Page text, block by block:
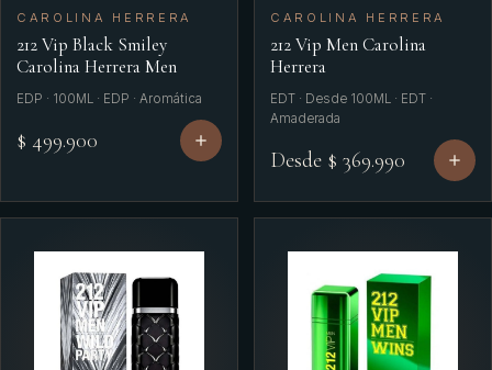
Marly Unisex
Michael Kors
Montale
Montblanc
Narciso Rodriguez
Nina Ricci
CAROLINA HERRERA
212 Vip Black Smiley
Carolina Herrera Men
EDP · 100ML · EDP · Aromática
$ 499.900
CAROLINA HERRERA
212 Vip Men Carolina
Herrera
EDT · Desde 100ML · EDT ·
Amaderada
Desde $ 369.990